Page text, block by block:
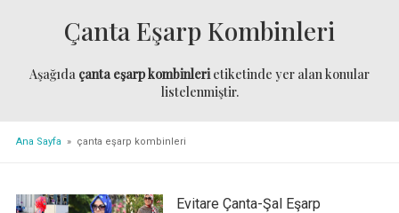
Çanta Eşarp Kombinleri
Aşağıda çanta eşarp kombinlerietiketinde yer alan konular
listelenmiştir.
Ana Sayfa » çanta eşarp kombinleri
Evitare Çanta-Şal Eşarp